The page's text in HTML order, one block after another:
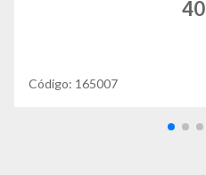
40
Código: 165007